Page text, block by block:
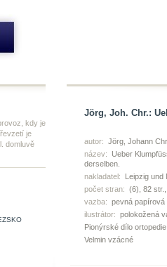
kdy je
je
domluvě
Jörg, Joh. Chr.:
autor: Jörg, Johann
název:
Ueber
derselben.
nakladatel:
Leipzig und
počet stran: (6), 82
vazba: pevná papírová
ilustrátor: polokožená
Pionýrské dílo
Velmin vzácné